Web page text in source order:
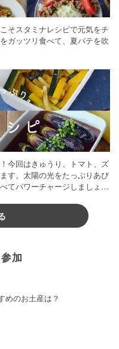
そスタミナレシピで元気をチ
ガッツリ食べて、夏バテを吹
今回はきゅうり、トマト、ズ
す。太陽の光をたっぷりあび
てパワーチャージしましょう
加
めのお土産は？